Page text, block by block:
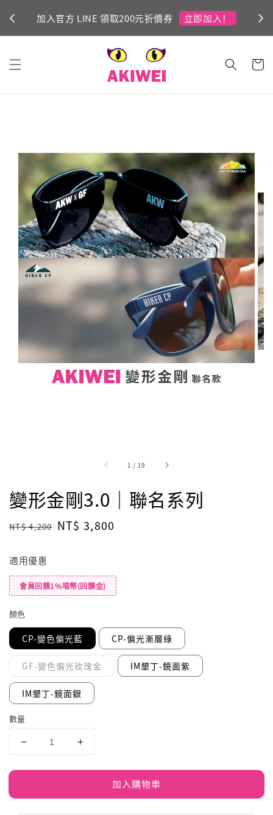
加入官方 LINE 領取200元折價券 立即加入！
1 / 19
變形金剛3.0｜聯名系列
Regular
NT$ 4,200 Sale
NT$ 3,800
適用優惠
會員回饋1%喵幣(回饋金)
顏色
CP-變色偏光藍 CP-偏光漸層綠
GF-變色偏光玫瑰金 IM墾丁-鏡面紫
IM墾丁-鏡面銀
數量
加入購物車